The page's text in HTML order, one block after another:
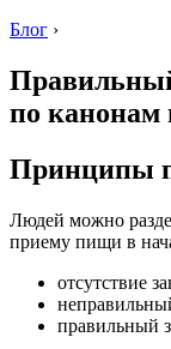
Блог ›
по канонам
Принципы
Людей можно
приему пищи в
отсутствие
правильный